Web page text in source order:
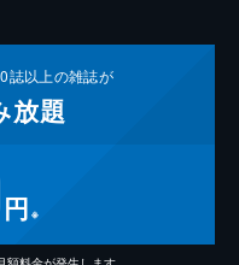
誌以上の雑誌が
放題
円 ※